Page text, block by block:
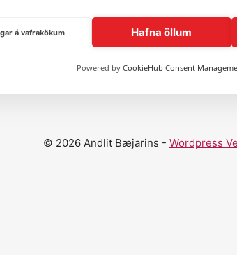
Sýna fleiri andlit
© 2026 Andlit Bæjarins - Wordpress
á vafrakökum Hafna öllum
Powered by CookieHub Consent